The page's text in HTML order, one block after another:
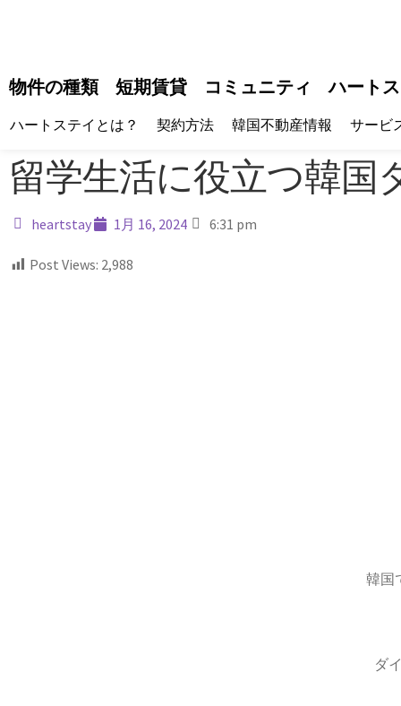
物件の種類 短期賃貸 コミュニティ ハート
ハートステイとは？ 契約方法 韓国不動産情報 サービ
留学生活に役立つ韓国
heartstay 1月 16, 2024 6:31 pm
Post Views: 2,988
韓国
ダ